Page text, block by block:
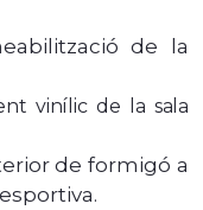
de la
vinílic de la sala
de formigó a